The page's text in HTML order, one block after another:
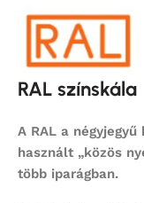
RAL színskála
A RAL a
használt „közös
több iparágban.